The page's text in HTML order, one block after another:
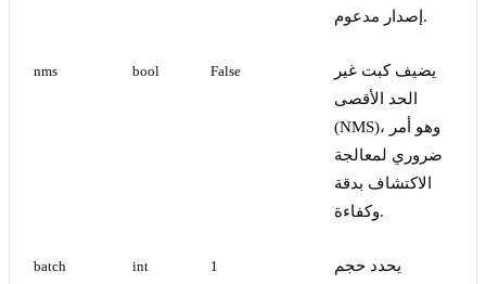
إصدار مدعوم.
nms bool False
يضيف كبت غير
الحد الأقصى
(NMS)، وهو أمر
ضروري لمعالجة
الاكتشاف بدقة
وكفاءة.
batch int 1
يحدد حجم